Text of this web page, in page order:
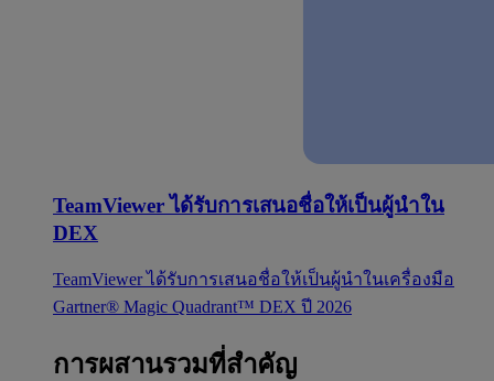
TeamViewer ได้รับการเสนอชื่อให้เป็นผู้นำใน
DEX
TeamViewer ได้รับการเสนอชื่อให้เป็นผู้นำในเครื่องมือ
Gartner® Magic Quadrant™ DEX ปี 2026
การผสานรวมที่สำคัญ